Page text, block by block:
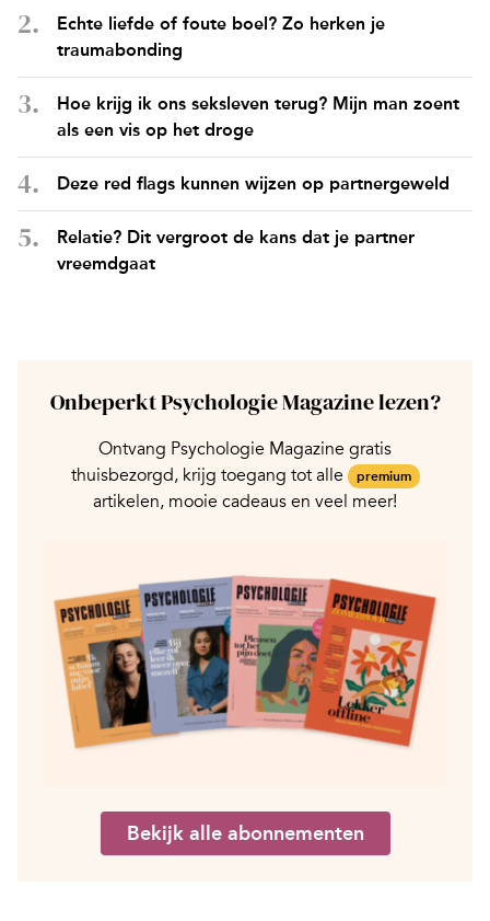
Echte liefde of foute boel? Zo herken je
traumabonding
Hoe krijg ik ons seksleven terug? Mijn man zoent
als een vis op het droge
Deze red flags kunnen wijzen op partnergeweld
Relatie? Dit vergroot de kans dat je partner
vreemdgaat
Onbeperkt Psychologie Magazine lezen?
Ontvang Psychologie Magazine gratis
thuisbezorgd, krijg toegang tot alle
premium
artikelen, mooie cadeaus en veel meer!
Bekijk alle abonnementen